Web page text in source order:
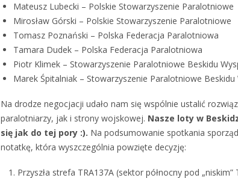
Mateusz Lubecki – Polskie Stowarzyszenie Paralotniowe
Mirosław Górski – Polskie Stowarzyszenie Paralotniowe
Tomasz Poznański – Polska Federacja Paralotniowa
Tamara Dudek – Polska Federacja Paralotniowa
Piotr Klimek – Stowarzyszenie Paralotniowe Beskidu
Marek Śpitalniak – Stowarzyszenie Paralotniowe
Na drodze negocjacji udało nam się wspólnie ustalić
paralotniarzy, jak i strony wojskowej. Nasze loty w
się jak do tej pory :). Na podsumowanie spotkania
notatkę, która wyszczególnia powzięte decyzję:
Przyszła strefa TRA137A (sektor północny pod